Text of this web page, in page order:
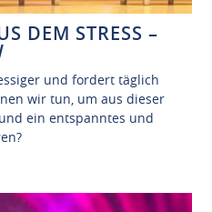
DEM STRESS –
und fordert täglich
wir tun, um aus dieser
ein entspanntes und